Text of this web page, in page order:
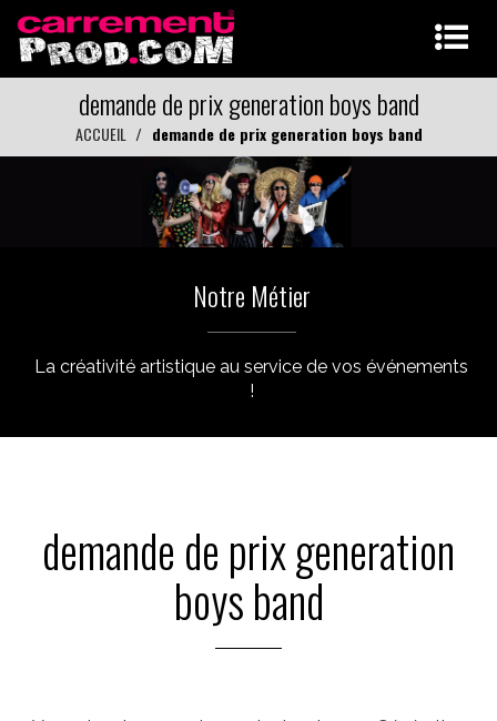
demande de prix generation boys band
ACCUEIL demande de prix generation boys band
Notre Métier
La créativité artistique au service de vos événements
!
demande de prix generation
boys band